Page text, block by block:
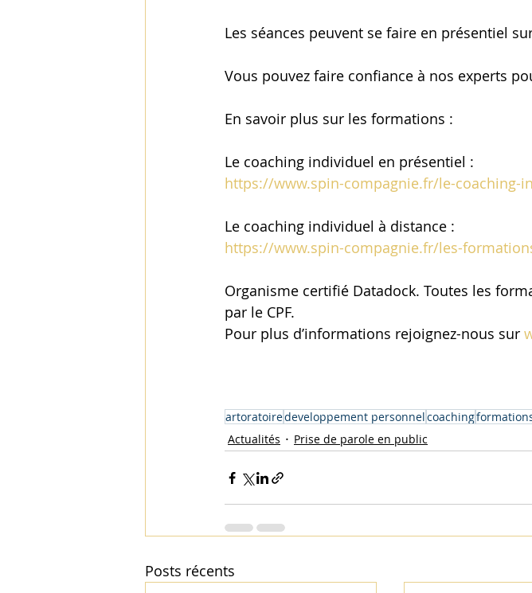
Les séances peuvent se faire en présentiel
Vous pouvez faire confiance à nos experts
En savoir plus sur les formations :
Le coaching individuel en présentiel :
https://www.spin-compagnie.fr/le-coaching-
Le coaching individuel à distance :
https://www.spin-compagnie.fr/les-
Organisme certifié Datadock. Toutes les
par le CPF.
Pour plus d’informations rejoignez-nous sur
artoratoiredeveloppement personnelcoaching
Actualités
Prise de parole en public
Posts récents